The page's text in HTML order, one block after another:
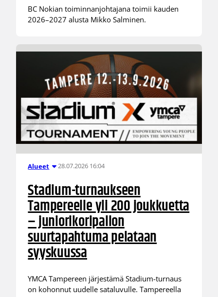
BC Nokian toiminnanjohtajana toimii kauden
2026–2027 alusta Mikko Salminen.
Alueet 28.07.2026 16:04
Stadium-turnaukseen
Tampereelle yli 200 joukkuetta
– juniorikoripallon
suurtapahtuma pelataan
syyskuussa
YMCA Tampereen järjestämä Stadium-turnaus
on kohonnut uudelle sataluvulle. Tampereella